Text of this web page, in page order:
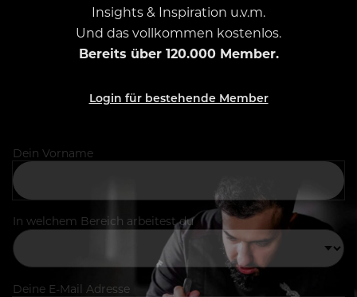
Insights & Inspiration u.v.m.
Und das vollkommen kostenlos.
Bereits über 120.000 Member.
Login für bestehende Member
Dein Vorname
In welchem Bereich arbeitest du
Deine E-Mail Adresse